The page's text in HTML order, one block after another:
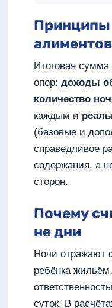
Принципы
алиментов
Итоговая
опор: доходы
количество
каждым и
(базовые и
справедливое
содержания, а
сторон.
Почему
не дни
Ночи отражают
ребёнка
суток. В